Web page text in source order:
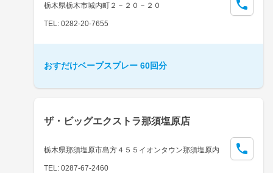
栃木県栃木市城内町２－２０－２０
TEL: 0282-20-7655
おすだけベープスプレー 60回分
ザ・ビッグエクストラ那須塩原店
栃木県那須塩原市島方４５５イオンタウン那須塩原内
TEL: 0287-67-2460